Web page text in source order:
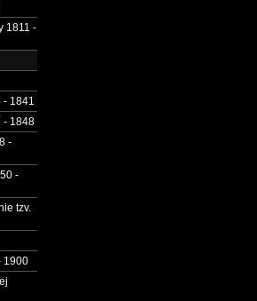
1811 -
- 1841
- 1848
-
-
tzv.
1900